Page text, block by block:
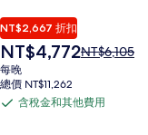
NT$2,667 折扣
現
在
價
格
NT$4,772原
NT$6,105，
NT$6,105
每晚
總價 NT$11,262
含
含稅金和其他費用